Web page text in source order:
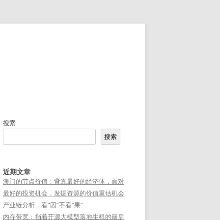
搜索
搜索
近期文章
澳门的节点价值：背靠最好的经济体，面对
最好的投资机会，发掘资源的价值重估机会
产业链分析，看“因”不看“果”
内存带宽：挡着开源大模型落地生根的最后